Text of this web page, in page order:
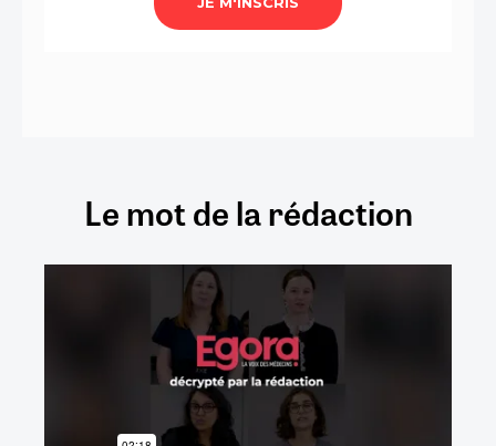
Le mot de la rédaction